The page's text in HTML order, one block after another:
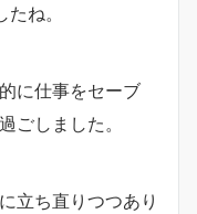
ね。
に仕事をセーブ
ごしました。
立ち直りつつあり